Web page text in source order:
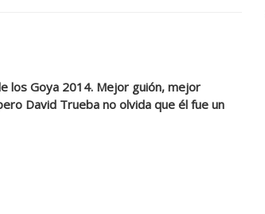
los Goya 2014. Mejor guión, mejor
David Trueba no olvida que él fue un